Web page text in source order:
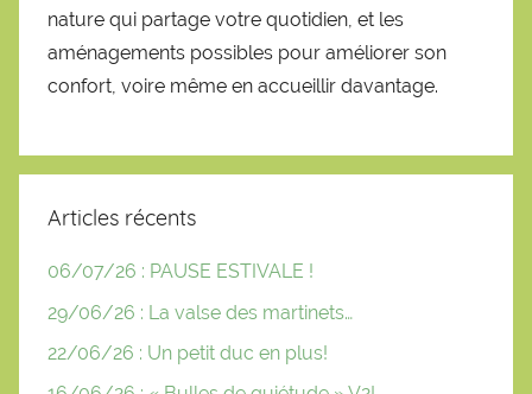
nature qui partage votre quotidien, et les
aménagements possibles pour améliorer son
confort, voire même en accueillir davantage.
Articles récents
06/07/26 : PAUSE ESTIVALE !
29/06/26 : La valse des martinets…
22/06/26 : Un petit duc en plus!